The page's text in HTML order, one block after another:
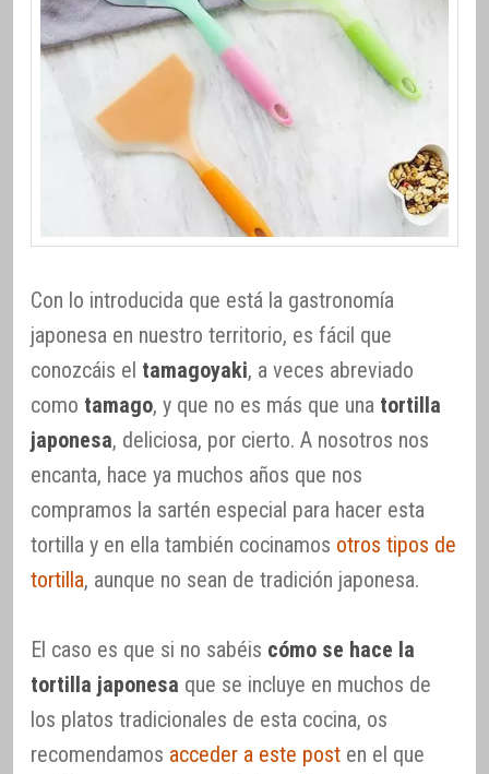
Con lo introducida que está la gastronomía
japonesa en nuestro territorio, es fácil que
conozcáis el tamagoyaki, a veces abreviado
como tamago, y que no es más que una tortilla
japonesa, deliciosa, por cierto. A nosotros nos
encanta, hace ya muchos años que nos
compramos la sartén especial para hacer esta
tortilla y en ella también cocinamos otros tipos de
tortilla, aunque no sean de tradición japonesa.
El caso es que si no sabéis cómo se hace la
tortilla japonesa que se incluye en muchos de
los platos tradicionales de esta cocina, os
recomendamos acceder a este post en el que